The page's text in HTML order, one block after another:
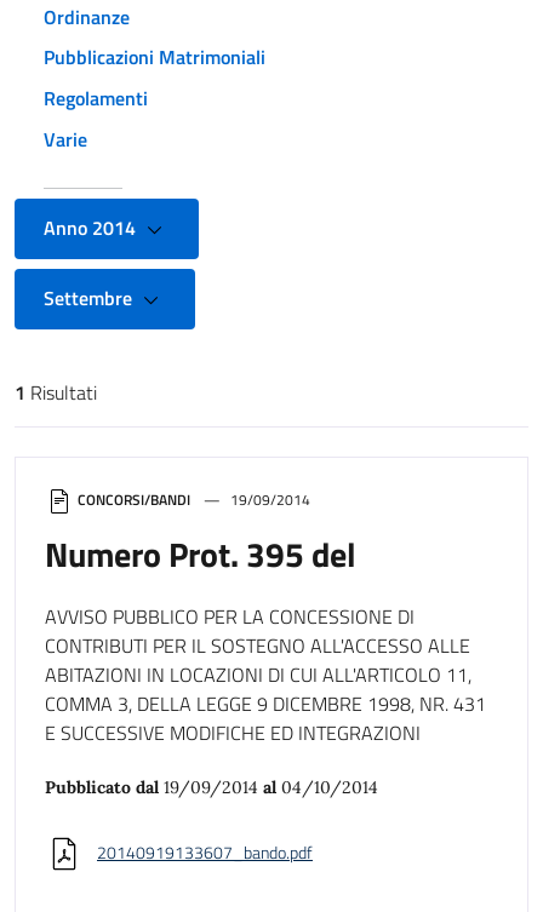
Ordinanze
Pubblicazioni Matrimoniali
Regolamenti
Varie
Anno 2014
Settembre
Risultati di ricerca
1 Risultati
CONCORSI/BANDI 19/09/2014
Numero Prot. 395 del
AVVISO PUBBLICO PER LA CONCESSIONE DI
CONTRIBUTI PER IL SOSTEGNO ALL'ACCESSO ALLE
ABITAZIONI IN LOCAZIONI DI CUI ALL'ARTICOLO 11,
COMMA 3, DELLA LEGGE 9 DICEMBRE 1998, NR. 431
E SUCCESSIVE MODIFICHE ED INTEGRAZIONI
Pubblicato dal 19/09/2014 al 04/10/2014
20140919133607_bando.pdf